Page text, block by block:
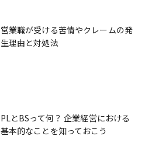
営業職が受ける苦情やクレームの発
生理由と対処法
PLとBSって何？ 企業経営における
基本的なことを知っておこう